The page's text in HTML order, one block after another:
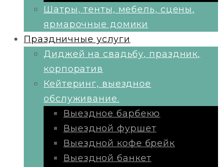
Шатры, тенты, мебель, сцены,
ярмарочные домики
Праздничные услуги
Диджей на свадьбу, праздник,
корпоратив
Кейтеринг, выездное
обслуживание.
Выездное барбекю
Выездной фуршет
Выездной кофе брейк
Выездной банкет